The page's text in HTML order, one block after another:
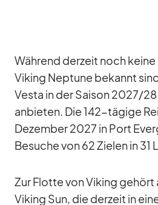
Wäh­rend der­zeit noch
Vi­king Nep­tune be­kannt
Vesta in der Sai­son 2027/​
an­bie­ten. Die 142-tä­gige
De­zem­ber 2027 in Port
Be­su­che von 62 Zie­len in 31
Zur Flotte von Vi­king ge­hört
Vi­king Sun, die der­zeit in